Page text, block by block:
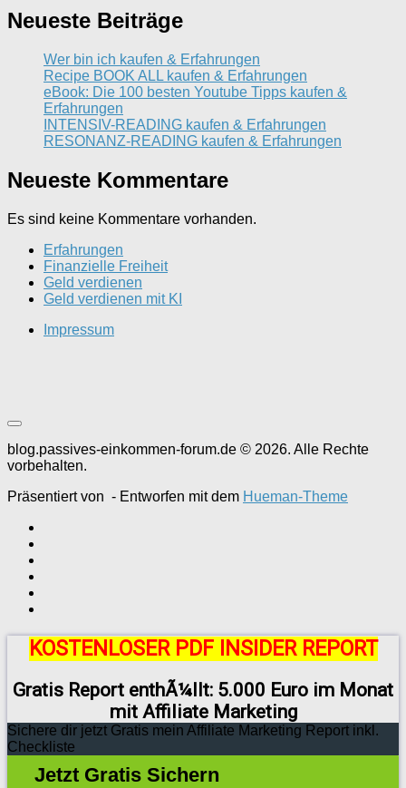
Neueste Beiträge
Wer bin ich kaufen & Erfahrungen
Recipe BOOK ALL kaufen & Erfahrungen
eBook: Die 100 besten Youtube Tipps kaufen &
Erfahrungen
INTENSIV-READING kaufen & Erfahrungen
RESONANZ-READING kaufen & Erfahrungen
Neueste Kommentare
Es sind keine Kommentare vorhanden.
Erfahrungen
Finanzielle Freiheit
Geld verdienen
Geld verdienen mit KI
Impressum
blog.passives-einkommen-forum.de © 2026. Alle Rechte
vorbehalten.
Präsentiert von - Entworfen mit dem Hueman-Theme
KOSTENLOSER PDF INSIDER REPORT
Gratis Report enthÃ¼llt: 5.000 Euro im Monat
mit Affiliate Marketing
Sichere dir jetzt Gratis mein Affiliate Marketing Report inkl.
Checkliste
Jetzt Gratis Sichern